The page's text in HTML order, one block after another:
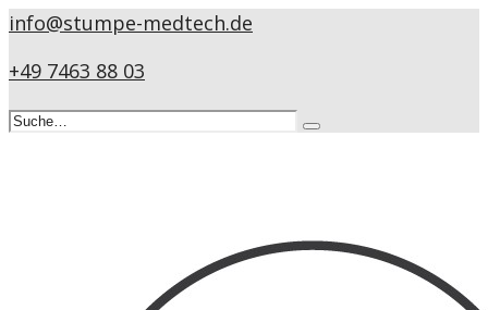
info@stumpe-medtech.de
+49 7463 88 03